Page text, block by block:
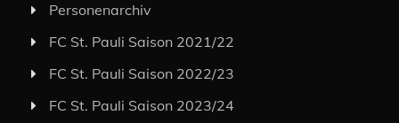
Personenarchiv
FC St. Pauli Saison 2021/22
FC St. Pauli Saison 2022/23
FC St. Pauli Saison 2023/24